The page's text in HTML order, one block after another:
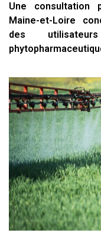
Une consultation
Maine-et-Loire
des